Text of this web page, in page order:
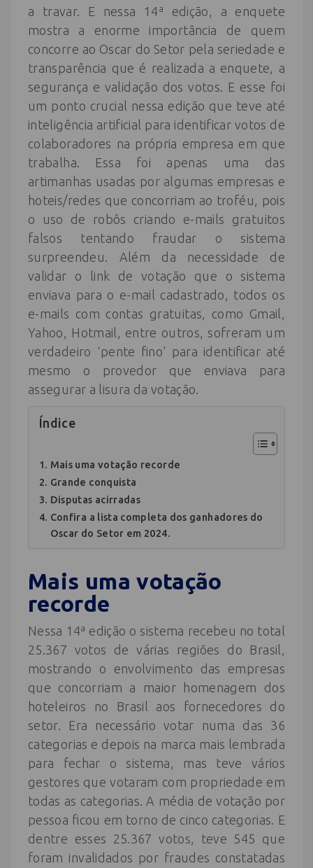
a travar. E nessa 14ª edição, a enquete
mostra a enorme importância de quem
concorre ao Oscar do Setor pela seriedade e
transparência que é realizada a enquete, a
segurança e validação dos votos. E esse foi
um ponto crucial nessa edição que teve até
inteligência artificial para identificar votos de
colaboradores na própria empresa em que
trabalha. Essa foi apenas uma das
artimanhas usadas por algumas empresas e
hoteis/redes que concorriam ao troféu, pois
o uso de robôs criando e-mails gratuitos
falsos tentando fraudar o sistema
surpreendeu. Além da necessidade de
validar o link de votação que o sistema
enviava para o e-mail cadastrado, todos os
e-mails com contas gratuitas, como Gmail,
Yahoo, Hotmail, entre outros, sofreram um
verdadeiro ‘pente fino’ para identificar até
mesmo o provedor que enviava para
assegurar a lisura da votação.
Índice
Mais uma votação recorde
Grande conquista
Disputas acirradas
Confira a lista completa dos ganhadores do
Oscar do Setor em 2024.
Mais uma votação
recorde
Nessa 14ª edição o sistema recebeu no total
25.367 votos de várias regiões do Brasil,
mostrando o envolvimento das empresas
que concorriam a maior homenagem dos
hoteleiros no Brasil aos fornecedores do
setor. Era necessário votar numa das 36
categorias e depois na marca mais lembrada
para fechar o sistema, mas teve vários
gestores que votaram com propriedade em
todas as categorias. A média de votação por
pessoa ficou em torno de cinco categorias. E
dentre esses 25.367 votos, teve 545 que
foram invalidados por fraudes constatadas